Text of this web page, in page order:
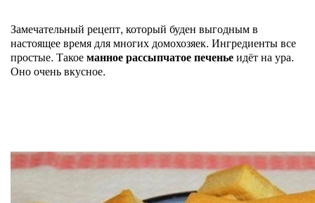
Замечательный рецепт, который буден выгодным в
настоящее время для многих домохозяек. Ингредиенты все
простые. Такоеманное рассыпчатое печеньеидёт на ура.
Оно очень вкусное.